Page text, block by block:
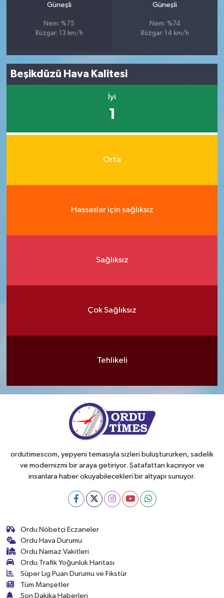
Güneşli
Nem: %75
Rüzgar: 13 km/h
Güneşli
Nem: %74
Rüzgar: 14 km/h
Beşikdüzü Hava Kalitesi
İyi
1
Orta
Hassaslar için sağlıksız
Sağlıksız
Çok Sağlıksız
Tehlikeli
ordutimescom, yepyeni temasıyla sizleri buluştururken, sadelik
ve modernizmi bir araya getiriyor. Şatafattan kaçınıyor ve
insanlara haber okuyabilecekleri bir altyapı sunuyor.
Ordu Nöbetçi Eczaneler
Ordu Hava Durumu
Ordu Namaz Vakitleri
Ordu Trafik Yoğunluk Haritası
Süper Lig Puan Durumu ve Fikstür
Tüm Manşetler
Son Dakika Haberleri